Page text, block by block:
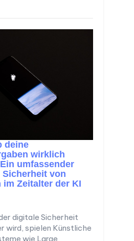
deine
wirklich
umfassender
von
im Zeitalter der KI
digitale Sicherheit
wird, spielen Künstliche
wie Large